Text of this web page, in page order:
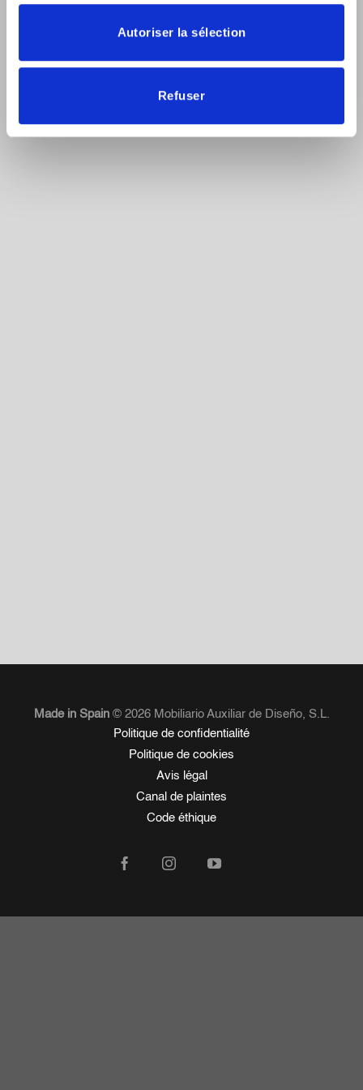
Autoriser la sélection
Refuser
Made in Spain © 2026 Mobiliario Auxiliar de Diseño, S.L.
Politique de confidentialité
Politique de cookies
Avis légal
Canal de plaintes
Code éthique